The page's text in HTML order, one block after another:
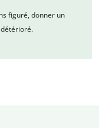
figuré, donner un
détérioré.